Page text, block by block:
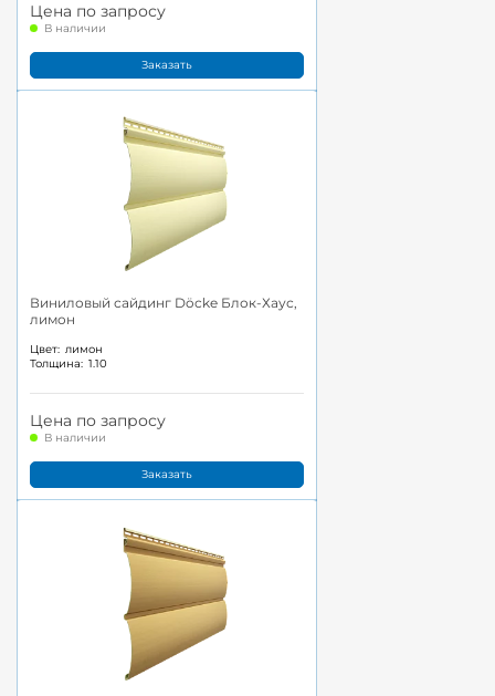
Цена по запросу
В наличии
Заказать
Виниловый сайдинг Döcke Блок-Хаус,
лимон
Цвет: лимон
Толщина: 1.10
Цена по запросу
В наличии
Заказать